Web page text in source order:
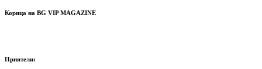
Корица на BG VIP MAGAZINE
Приятели: